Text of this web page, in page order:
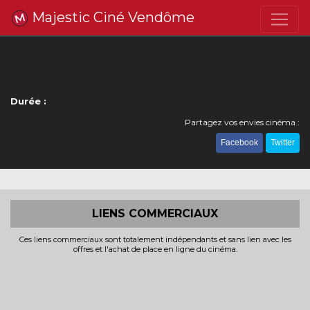
Majestic Ciné Vendôme
Durée :
Partagez vos envies cinéma :
Facebook Twitter
LIENS COMMERCIAUX
Ces liens commerciaux sont totalement indépendants et sans lien avec les
offres et l'achat de place en ligne du cinéma.